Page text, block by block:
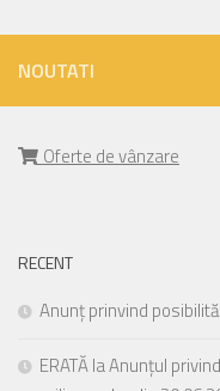
NOUTATI
Oferte de vânzare
RECENT
Anunț prinvind
ERATĂ la Anunțul